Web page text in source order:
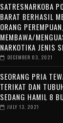
SATRESNARKOBA
BARAT BERHASIL
ORANG
MEMBAWA/
NARKOTIKA JENIS
DECEMBER 03, 2021
SEORANG PRIA
TERIKAT DAN
SEDANG HAMIL 8
JULY 13, 2021